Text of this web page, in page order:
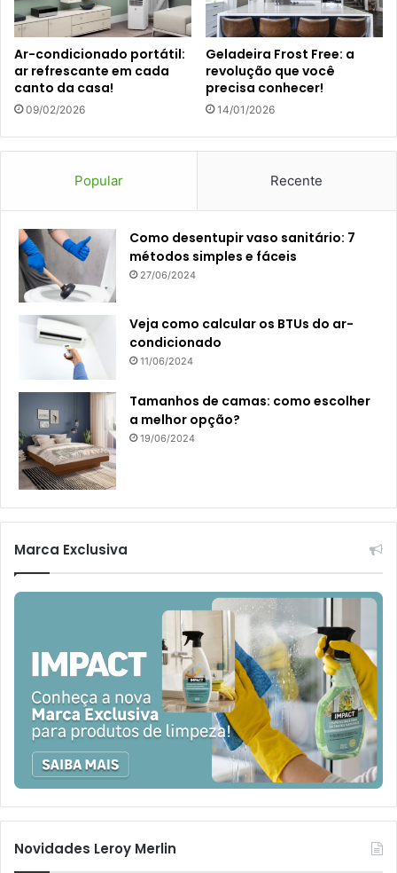
Ar-condicionado portátil:
ar refrescante em cada
canto da casa!
09/02/2026
Geladeira Frost Free: a
revolução que você
precisa conhecer!
14/01/2026
Popular Recente
Como desentupir vaso sanitário: 7
métodos simples e fáceis
27/06/2024
Veja como calcular os BTUs do ar-
condicionado
11/06/2024
Tamanhos de camas: como escolher
a melhor opção?
19/06/2024
Marca Exclusiva
Novidades Leroy Merlin